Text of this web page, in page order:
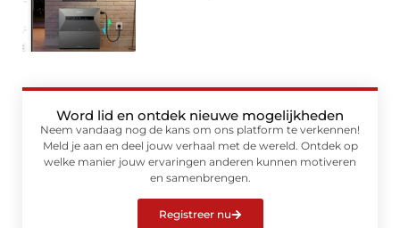
Word lid en ontdek nieuwe mogelijkheden
Neem vandaag nog de kans om ons platform te verkennen!
Meld je aan en deel jouw verhaal met de wereld. Ontdek op
welke manier jouw ervaringen anderen kunnen motiveren
en samenbrengen.
Registreer nu